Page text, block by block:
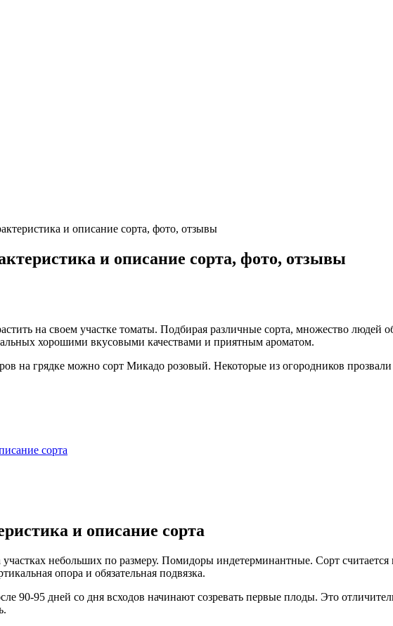
и описание сорта, фото, отзывы
и описание сорта, фото, отзывы
на своем участке томаты. Подбирая различные сорта, множество
хорошими вкусовыми качествами и приятным ароматом.
на грядке можно сорт Микадо розовый. Некоторые из огородников
сорта
и описание сорта
небольших по размеру. Помидоры индетерминантные. Сорт
опора и обязательная подвязка.
90-95 дней со дня всходов начинают созревать первые плоды. Это